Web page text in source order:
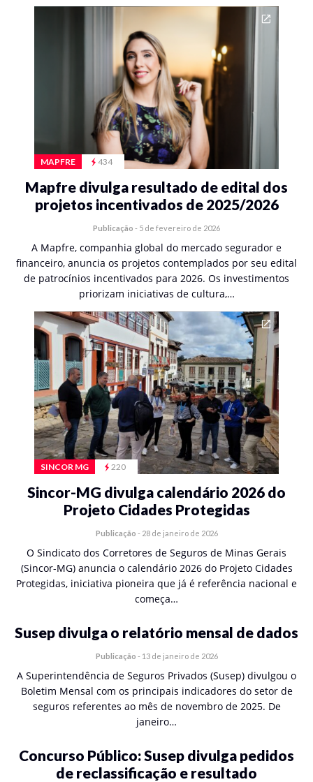
MAPFRE 434
Mapfre divulga resultado de edital dos
projetos incentivados de 2025/2026
Publicação - 5 de fevereiro de 2026
A Mapfre, companhia global do mercado segurador e
financeiro, anuncia os projetos contemplados por seu edital
de patrocínios incentivados para 2026. Os investimentos
priorizam iniciativas de cultura,…
SINCOR MG 220
Sincor-MG divulga calendário 2026 do
Projeto Cidades Protegidas
Publicação - 28 de janeiro de 2026
O Sindicato dos Corretores de Seguros de Minas Gerais
(Sincor-MG) anuncia o calendário 2026 do Projeto Cidades
Protegidas, iniciativa pioneira que já é referência nacional e
começa…
Susep divulga o relatório mensal de dados
Publicação - 13 de janeiro de 2026
A Superintendência de Seguros Privados (Susep) divulgou o
Boletim Mensal com os principais indicadores do setor de
seguros referentes ao mês de novembro de 2025. De
janeiro…
Concurso Público: Susep divulga pedidos
de reclassificação e resultado